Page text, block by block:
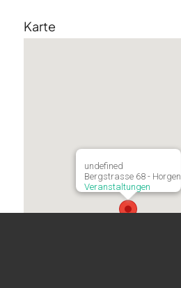
Karte
undefined
Bergstrasse 68 - Horgen
Veranstaltungen